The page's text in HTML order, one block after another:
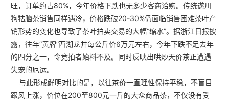
旺，订单约占80%，今年价格下跌也无多少客商洽购。传统遂川
狗牯脑茶销售同样遇冷，价格跌破20-30%仍面临销售困难茶叶产
销形势的变化也导致了茶叶拍卖交易的大幅“缩水”。据浙江日报披
露，往年“黄牌”西湖龙井每公斤价6万元左右，今年下跌不足去年
的四分之一，令竞拍者始料不及。同时反映出哄炒天价茶正遭遇
失宠的厄运。
与此形成鲜明对比的是，以往茶价一直理性保持平稳，不盲目
跟风上涨，价位在200至800元一斤的大众商品茶，不仅没有受